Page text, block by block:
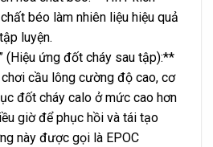
béo làm nhiên liệu hiệu quả
luyện.
(Hiệu ứng đốt cháy sau tập):**
cầu lông cường độ cao, cơ
đốt cháy calo ở mức cao hơn
giờ để phục hồi và tái tạo
này được gọi là EPOC